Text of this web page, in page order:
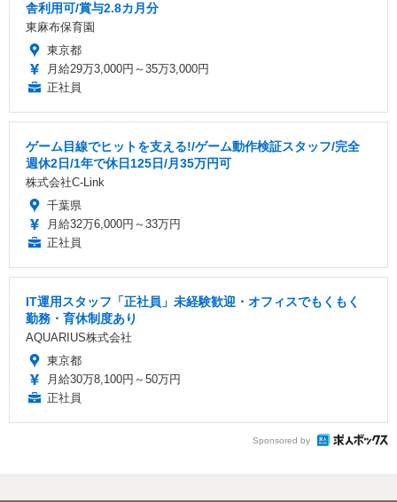
舎利用可/賞与2.8カ月分
東麻布保育園
東京都
月給29万3,000円～35万3,000円
正社員
ゲーム目線でヒットを支える!/ゲーム動作検証スタッフ/完全
週休2日/1年で休日125日/月35万円可
株式会社C-Link
千葉県
月給32万6,000円～33万円
正社員
IT運用スタッフ「正社員」未経験歓迎・オフィスでもくもく
勤務・育休制度あり
AQUARIUS株式会社
東京都
月給30万8,100円～50万円
正社員
Sponsored by